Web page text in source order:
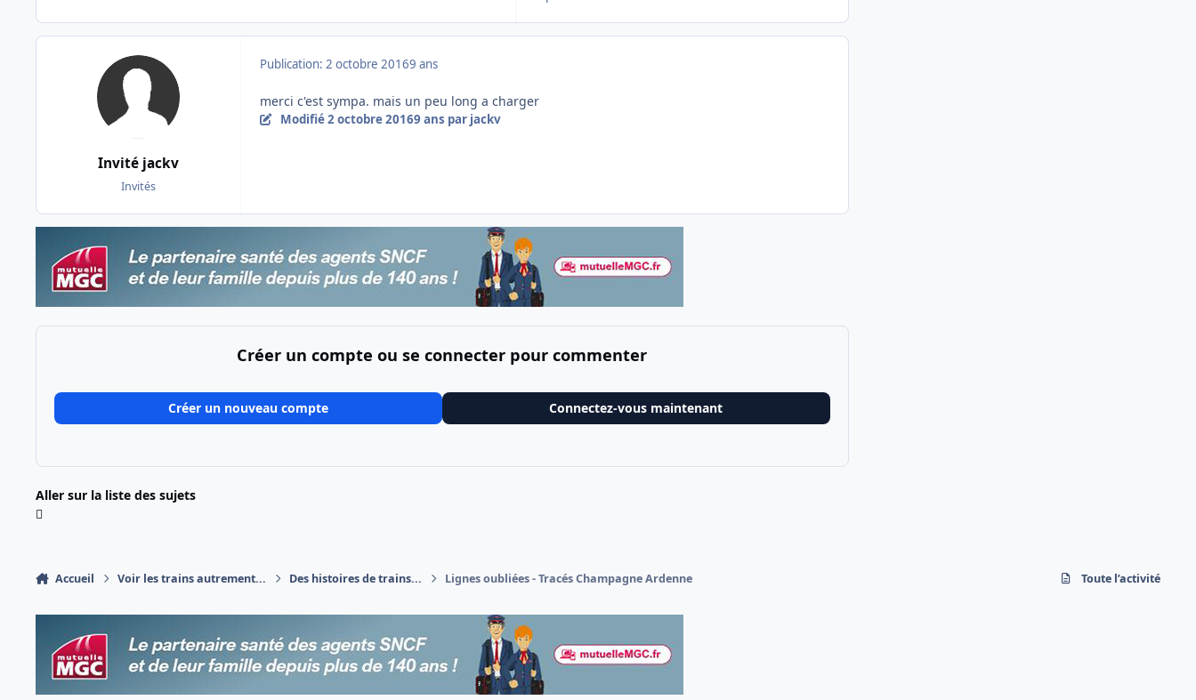
Invité jackv
Invités
Publication: 2 octobre 20169 ans
merci c'est sympa. mais un peu long a charger
Modifié2 octobre 20169 ans par jackv
Créer un compte ou se connecter pour commenter
Créer un nouveau compte Connectez-vous maintenant
Aller sur la liste des sujets
Accueil Voir les trains autrement... Des histoires de trains... Lignes oubliées - Tracés Champagne Ardenne Toute l’activité